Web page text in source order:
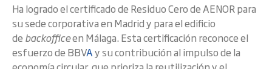
Ha logrado el certificado de Residuo Cero de AENOR para
su sede corporativa en Madrid y para el edificio
debackofficeen Málaga. Esta certificación reconoce el
esfuerzo de BBVAy su contribución al impulso de la